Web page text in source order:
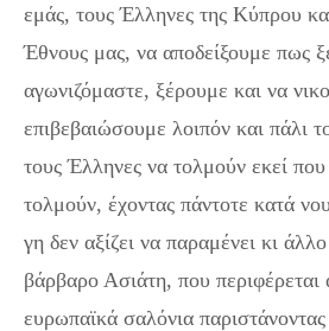
εμάς, τους Έλληνες της Κύπρου
Έθνους μας, να αποδείξουμε πως
αγωνιζόμαστε, ξέρουμε και να
επιβεβαιώσουμε λοιπόν και πάλι
τους Έλληνες να τολμούν εκεί που
τολμούν, έχοντας πάντοτε κατά
γη δεν αξίζει να παραμένει κι
βάρβαρο Ασιάτη, που περιφέρεται
ευρωπαϊκά σαλόνια